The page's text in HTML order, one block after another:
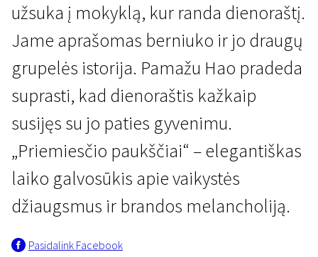
Specialieji seansai
Priemiesčio paukščiai
1 val. 58 min. | Drama
užsuka į mokyklą, kur randa dienoraštį.
Jame aprašomas berniuko ir jo draugų
grupelės istorija. Pamažu Hao pradeda
suprasti, kad dienoraštis kažkaip
susijęs su jo paties gyvenimu.
„Priemiesčio paukščiai“ – elegantiškas
laiko galvosūkis apie vaikystės
džiaugsmus ir brandos melancholiją.
Pasidalink Facebook